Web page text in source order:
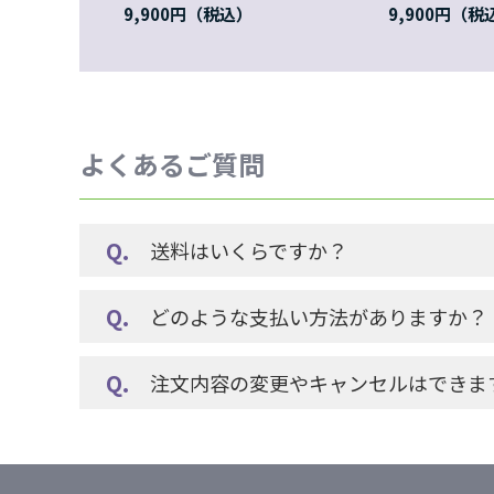
9,900円 9,900円
よくあるご質問
送料はいくらですか？
どのような支払い方法がありますか？
注文内容の変更やキャンセルはできま